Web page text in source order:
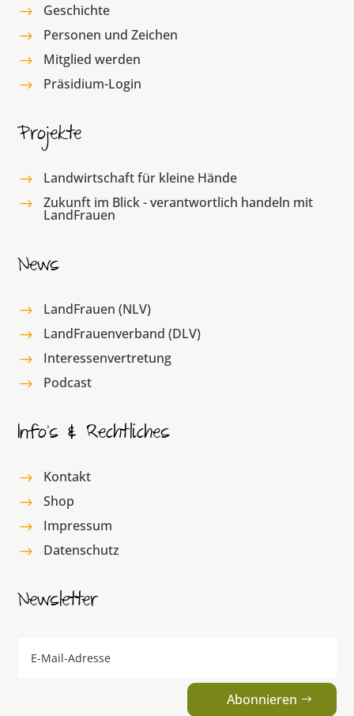
$ Geschichte
$ Personen und Zeichen
$ Mitglied werden
$ Präsidium-Login
Projekte
$ Landwirtschaft für kleine Hände
$ Zukunft im Blick - verantwortlich handeln mit
LandFrauen
News
$ LandFrauen (NLV)
$ LandFrauenverband (DLV)
$ Interessenvertretung
$ Podcast
Info’s & Rechtliches
$ Kontakt
$ Shop
$ Impressum
$ Datenschutz
Newsletter
Abonnieren